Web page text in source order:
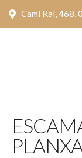
Camí Ral, 468,